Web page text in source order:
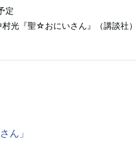
定
光『聖☆おにいさん』（講談社
ん」